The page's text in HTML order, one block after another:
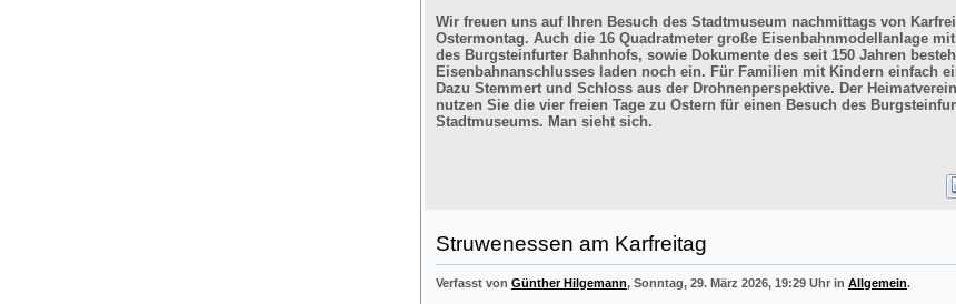
Wir freuen uns auf Ihren Besuch des Stadtmuseum nachmittags von
Ostermontag. Auch die 16 Quadratmeter große Eisenbahnmodellanlage
des Burgsteinfurter Bahnhofs, sowie Dokumente des seit 150 Jahren
Eisenbahnanschlusses laden noch ein. Für Familien mit Kindern einfach
Dazu Stemmert und Schloss aus der Drohnenperspektive. Der
nutzen Sie die vier freien Tage zu Ostern für einen Besuch des
Stadtmuseums. Man sieht sich.
Struwenessen am Karfreitag
Verfasst von Günther Hilgemann, Sonntag, 29. März 2026, 19:29 Uhr in Allgemein.